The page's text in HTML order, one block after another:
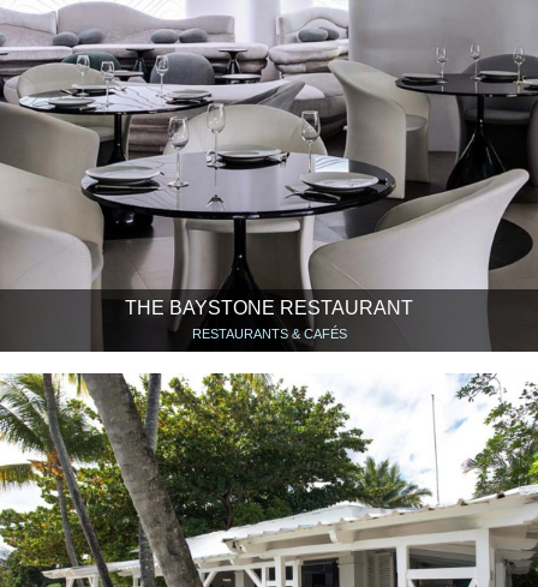
THE BAYSTONE RESTAURANT
RESTAURANTS & CAFÉS